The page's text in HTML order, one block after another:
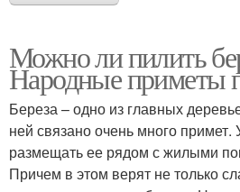
Можно ли пилить
Народные приметы
Береза – одно из главных
ней связано очень много примет.
размещать ее рядом с жилыми
Причем в этом верят не только